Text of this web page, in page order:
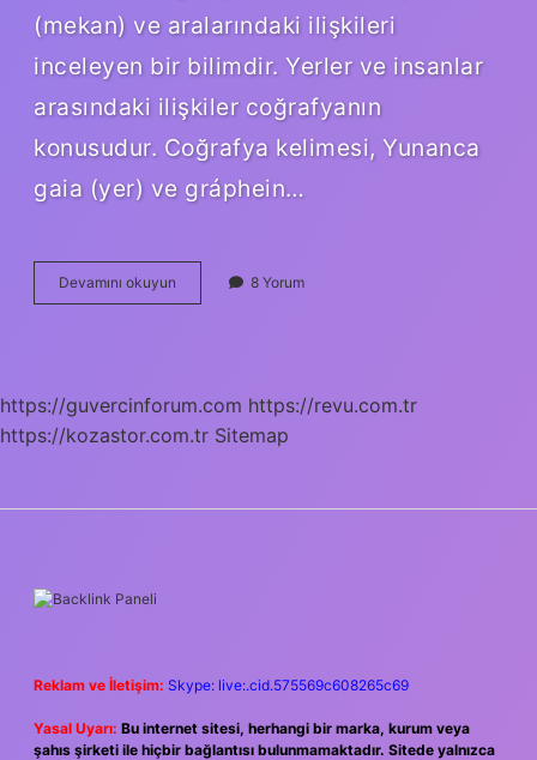
(mekan) ve aralarındaki ilişkileri
inceleyen bir bilimdir. Yerler ve insanlar
arasındaki ilişkiler coğrafyanın
konusudur. Coğrafya kelimesi, Yunanca
gaia (yer) ve gráphein…
Devamını okuyun Potamoloji
Ne
8 Yorum
https://guvercinforum.com https://revu.com.tr
https://kozastor.com.tr Sitemap
SIDEBAR
Reklam ve İletişim: Skype: live:.cid.575569c608265c69
Yasal Uyarı: Bu internet sitesi, herhangi bir marka, kurum veya
şahıs şirketi ile hiçbir bağlantısı bulunmamaktadır. Sitede yalnızca